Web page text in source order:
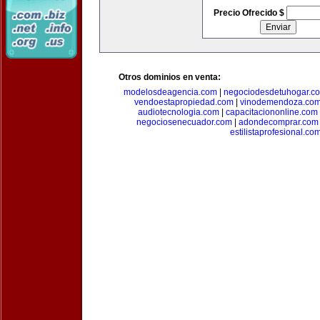
Precio Ofrecido $
Otros dominios en venta:
modelosdeagencia.com
vendoestapropiedad.com|
audiotecnologia.com
capacitaciononline.com
negociosenecuador.com| adondecomprar.com